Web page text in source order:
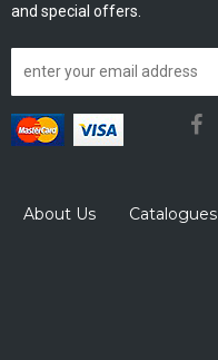
and special offers.
About Us Catalogues